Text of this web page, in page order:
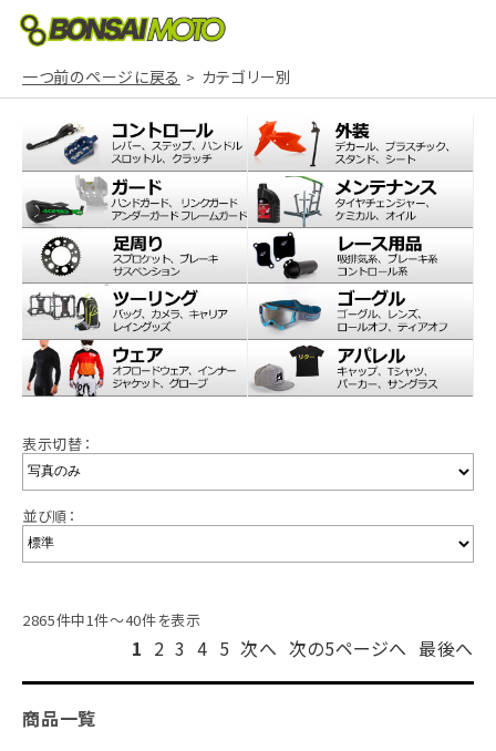
一つ前のページに戻る カテゴリー別
表示切替：
並び順：
2865件中1件～40件を表示
1 2 3 4 5 次へ 次の5ページへ 最後へ
商品一覧